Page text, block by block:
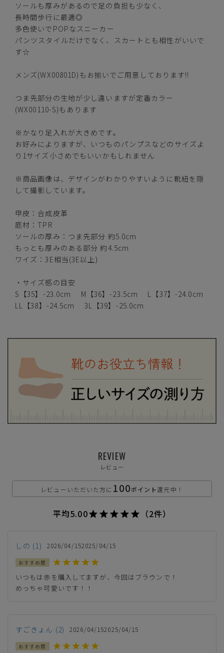
アイボリー/ブルー
S【35】(23.0cm)
M【36】(23.5cm) カートに入れる
LL【38】(24.5cm) カートに入れる
3L【39】(25.0cm) カートに入れる
グリーン/アイボリー
M【36】(23.5cm)
LL【38】(24.5cm) カートに入れる
3L【39】(25.0cm)
在庫切れ —
ブラウン/アイボリー
S【35】(23.0cm) カートに入れる
M【36】(23.5cm) カートに入れる
LL【38】(24.5cm)
ソールも厚みがあるので足の負担も少なく、
長時間歩行に最適◎
多色使いでPOPなスニーカー
パンツスタイルだけでなく、スカートとも相性がいいで
す☆
メンズ(WX00801D)もお揃いでご用意しております!!
つま先部分の生地が少し違いますが定番カラー
(WX00110-S)もあります
※かなり足入れが大きめです。
お好みによりますが、いつものパンプスなどのサイズよ
り1サイズ小さめでもいいかもしれません
※商品画像は、デザインがわかりやすいように靴紐を隠
して撮影しています。
甲皮：合成皮革
底材：TPR
ソールの厚み：つま先部分 約5.0cm
もっとも厚みのある部分 約4.5cm
ワイズ：3E相当(3E以上)
・サイズ感の目安
S【35】-23.0cm M【36】-23.5cm L【37】-24.0cm
LL【38】-24.5cm 3L【39】-25.0cm
REVIEW
レビュー
レビューいただいた方に 100ポイント還元中！
平均5.00 （2件）
しの 1 2026/04/152025/04/15
いつもは赤を購入してますが、今回はブラウンで！
めっちゃ可愛いです！！
すごきょん 2 2026/04/152025/04/15